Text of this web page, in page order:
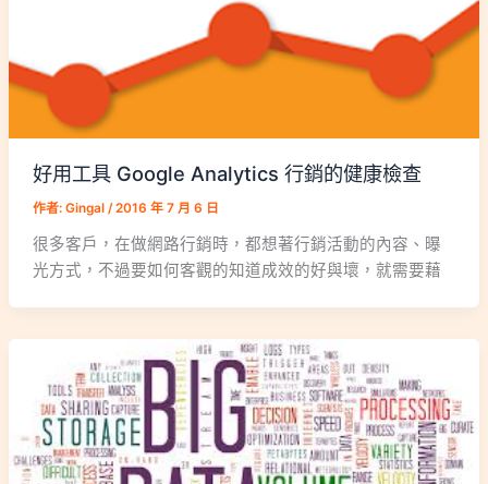
好用工具 Google Analytics 行銷的健康檢查
作者: Gingal /2016 年 7 月 6 日
很多客戶，在做網路行銷時，都想著行銷活動的內容、曝
光方式，不過要如何客觀的知道成效的好與壞，就需要藉